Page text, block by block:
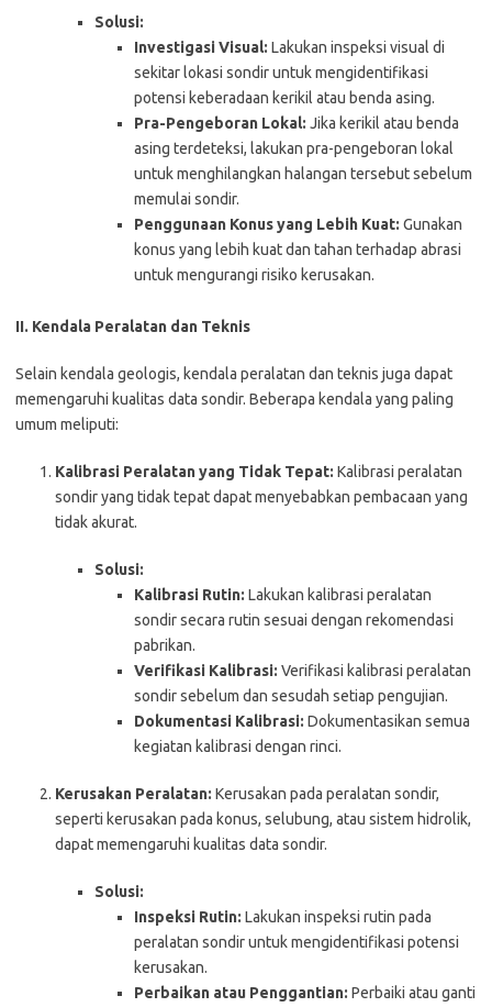
Solusi:
Investigasi Visual: Lakukan inspeksi visual di
sekitar lokasi sondir untuk mengidentifikasi
potensi keberadaan kerikil atau benda asing.
Pra-Pengeboran Lokal: Jika kerikil atau benda
asing terdeteksi, lakukan pra-pengeboran lokal
untuk menghilangkan halangan tersebut sebelum
memulai sondir.
Penggunaan Konus yang Lebih Kuat: Gunakan
konus yang lebih kuat dan tahan terhadap abrasi
untuk mengurangi risiko kerusakan.
II. Kendala Peralatan dan Teknis
Selain kendala geologis, kendala peralatan dan teknis juga dapat
memengaruhi kualitas data sondir. Beberapa kendala yang paling
umum meliputi:
Kalibrasi Peralatan yang Tidak Tepat: Kalibrasi peralatan
sondir yang tidak tepat dapat menyebabkan pembacaan yang
tidak akurat.
Solusi:
Kalibrasi Rutin: Lakukan kalibrasi peralatan
sondir secara rutin sesuai dengan rekomendasi
pabrikan.
Verifikasi Kalibrasi: Verifikasi kalibrasi peralatan
sondir sebelum dan sesudah setiap pengujian.
Dokumentasi Kalibrasi: Dokumentasikan semua
kegiatan kalibrasi dengan rinci.
Kerusakan Peralatan: Kerusakan pada peralatan sondir,
seperti kerusakan pada konus, selubung, atau sistem hidrolik,
dapat memengaruhi kualitas data sondir.
Solusi:
Inspeksi Rutin: Lakukan inspeksi rutin pada
peralatan sondir untuk mengidentifikasi potensi
kerusakan.
Perbaikan atau Penggantian: Perbaiki atau ganti